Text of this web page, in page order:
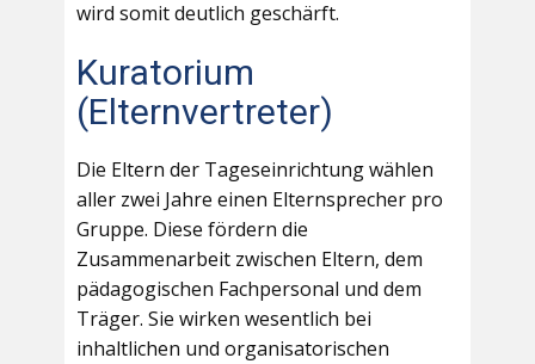
wird somit deutlich geschärft.
Kuratorium
(Elternvertreter)
Die Eltern der Tageseinrichtung wählen
aller zwei Jahre einen Elternsprecher pro
Gruppe. Diese fördern die
Zusammenarbeit zwischen Eltern, dem
pädagogischen Fachpersonal und dem
Träger. Sie wirken wesentlich bei
inhaltlichen und organisatorischen